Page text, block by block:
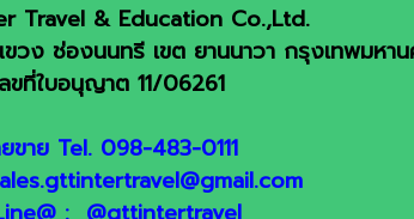
Travel & Education Co.,Ltd.
วง ช่องนนทรี เขต ยานนาวา กรุงเทพมหา
ขที่ใบอนุญาต 11/06261
ขาย Tel. 098-483-0111